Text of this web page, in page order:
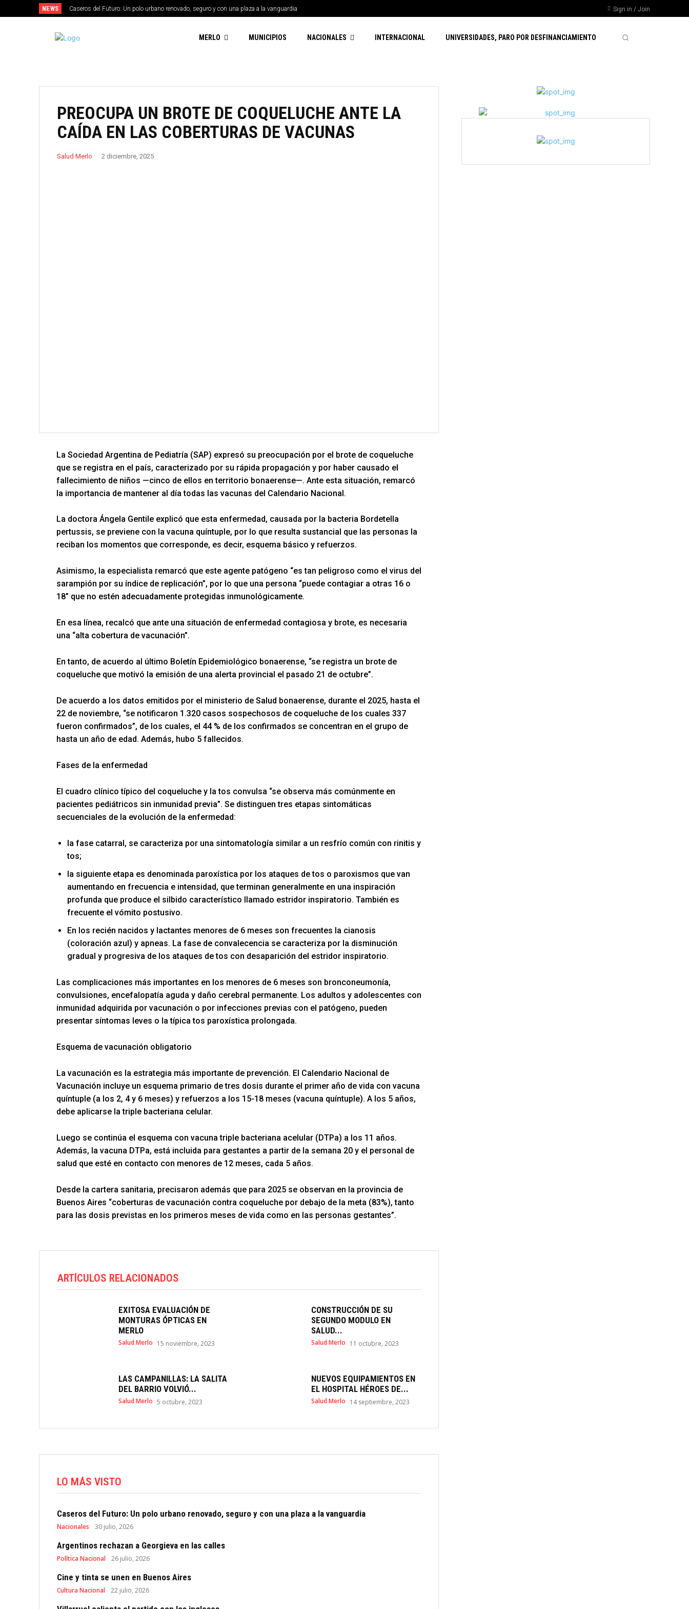
NEWS Caseros del Futuro: Un polo urbano renovado, seguro y con una plaza a la vanguardia Sign in / Join
MERLO MUNICIPIOS NACIONALES INTERNACIONAL UNIVERSIDADES, PARO POR DESFINANCIAMIENTO
PREOCUPA UN BROTE DE COQUELUCHE ANTE LA
CAÍDA EN LAS COBERTURAS DE VACUNAS
Salud Merlo 2 diciembre, 2025
La Sociedad Argentina de Pediatría (SAP) expresó su preocupación por el brote de coqueluche
que se registra en el país, caracterizado por su rápida propagación y por haber causado el
fallecimiento de niños —cinco de ellos en territorio bonaerense—. Ante esta situación, remarcó
la importancia de mantener al día todas las vacunas del Calendario Nacional.
La doctora Ángela Gentile explicó que esta enfermedad, causada por la bacteria Bordetella
pertussis, se previene con la vacuna quíntuple, por lo que resulta sustancial que las personas la
reciban los momentos que corresponde, es decir, esquema básico y refuerzos.
Asimismo, la especialista remarcó que este agente patógeno “es tan peligroso como el virus del
sarampión por su índice de replicación”, por lo que una persona “puede contagiar a otras 16 o
18” que no estén adecuadamente protegidas inmunológicamente.
En esa línea, recalcó que ante una situación de enfermedad contagiosa y brote, es necesaria
una “alta cobertura de vacunación”.
En tanto, de acuerdo al último Boletín Epidemiológico bonaerense, “se registra un brote de
coqueluche que motivó la emisión de una alerta provincial el pasado 21 de octubre”.
De acuerdo a los datos emitidos por el ministerio de Salud bonaerense, durante el 2025, hasta el
22 de noviembre, “se notificaron 1.320 casos sospechosos de coqueluche de los cuales 337
fueron confirmados”, de los cuales, el 44 % de los confirmados se concentran en el grupo de
hasta un año de edad. Además, hubo 5 fallecidos.
Fases de la enfermedad
El cuadro clínico típico del coqueluche y la tos convulsa “se observa más comúnmente en
pacientes pediátricos sin inmunidad previa”. Se distinguen tres etapas sintomáticas
secuenciales de la evolución de la enfermedad:
la fase catarral, se caracteriza por una sintomatología similar a un resfrío común con rinitis y
tos;
la siguiente etapa es denominada paroxística por los ataques de tos o paroxismos que van
aumentando en frecuencia e intensidad, que terminan generalmente en una inspiración
profunda que produce el silbido característico llamado estridor inspiratorio. También es
frecuente el vómito postusivo.
En los recién nacidos y lactantes menores de 6 meses son frecuentes la cianosis
(coloración azul) y apneas. La fase de convalecencia se caracteriza por la disminución
gradual y progresiva de los ataques de tos con desaparición del estridor inspiratorio.
Las complicaciones más importantes en los menores de 6 meses son bronconeumonía,
convulsiones, encefalopatía aguda y daño cerebral permanente. Los adultos y adolescentes con
inmunidad adquirida por vacunación o por infecciones previas con el patógeno, pueden
presentar síntomas leves o la típica tos paroxística prolongada.
Esquema de vacunación obligatorio
La vacunación es la estrategia más importante de prevención. El Calendario Nacional de
Vacunación incluye un esquema primario de tres dosis durante el primer año de vida con vacuna
quíntuple (a los 2, 4 y 6 meses) y refuerzos a los 15-18 meses (vacuna quíntuple). A los 5 años,
debe aplicarse la triple bacteriana celular.
Luego se continúa el esquema con vacuna triple bacteriana acelular (DTPa) a los 11 años.
Además, la vacuna DTPa, está incluida para gestantes a partir de la semana 20 y el personal de
salud que esté en contacto con menores de 12 meses, cada 5 años.
Desde la cartera sanitaria, precisaron además que para 2025 se observan en la provincia de
Buenos Aires “coberturas de vacunación contra coqueluche por debajo de la meta (83%), tanto
para las dosis previstas en los primeros meses de vida como en las personas gestantes”.
ARTÍCULOS RELACIONADOS
EXITOSA EVALUACIÓN DE
MONTURAS ÓPTICAS EN
MERLO
Salud Merlo 15 noviembre, 2023
CONSTRUCCIÓN DE SU
SEGUNDO MODULO EN
SALUD...
Salud Merlo 11 octubre, 2023
LAS CAMPANILLAS: LA SALITA
DEL BARRIO VOLVIÓ...
Salud Merlo 5 octubre, 2023
NUEVOS EQUIPAMIENTOS EN
EL HOSPITAL HÉROES DE...
Salud Merlo 14 septiembre, 2023
LO MÁS VISTO
Caseros del Futuro: Un polo urbano renovado, seguro y con una plaza a la vanguardia
Nacionales 30 julio, 2026
Argentinos rechazan a Georgieva en las calles
Política Nacional 26 julio, 2026
Cine y tinta se unen en Buenos Aires
Cultura Nacional 22 julio, 2026